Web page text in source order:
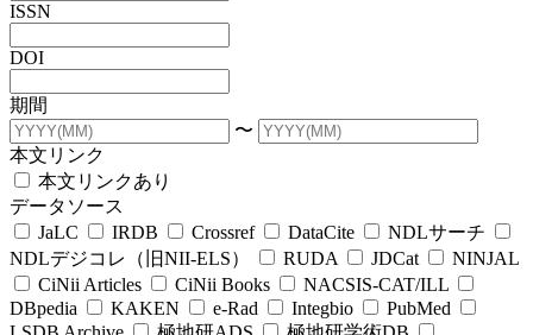
ISSN
DOI
期間
〜
本文リンク
本文リンクあり
データソース
JaLC
IRDB Crossref DataCite
NDLサーチ
NDLデジコレ（旧NII-ELS）
RUDA JDCat
NINJAL
CiNii Articles
CiNii Books
NACSIS-CAT/ILL
DBpedia
KAKEN e-Rad Integbio
PubMed